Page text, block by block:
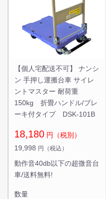
【個人宅配送不可】 ナンシ
ン 手押し運搬台車 サイレ
ントマスター 耐荷重
150kg 折畳ハンドル/ブレ
ーキ付タイプ DSK-101B
18,180 円（税別）
19,998 円（税込）
動作音40db以下の超微音台
車/送料無料!
数量
カートに追
スチールラック3台以上の
たします！
1台でも大量導入でも無料
ます(安心保証付き)
カ
無料
お買